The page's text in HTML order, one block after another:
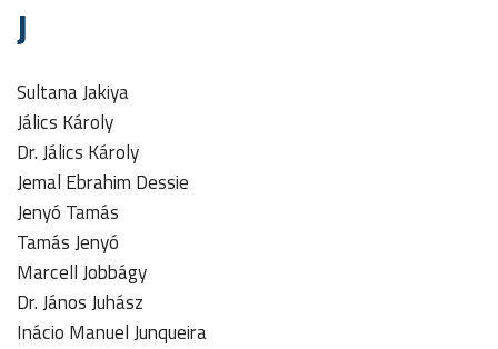
J
Sultana Jakiya
Jálics Károly
Dr. Jálics Károly
Jemal Ebrahim Dessie
Jenyó Tamás
Tamás Jenyó
Marcell Jobbágy
Dr. János Juhász
Inácio Manuel Junqueira